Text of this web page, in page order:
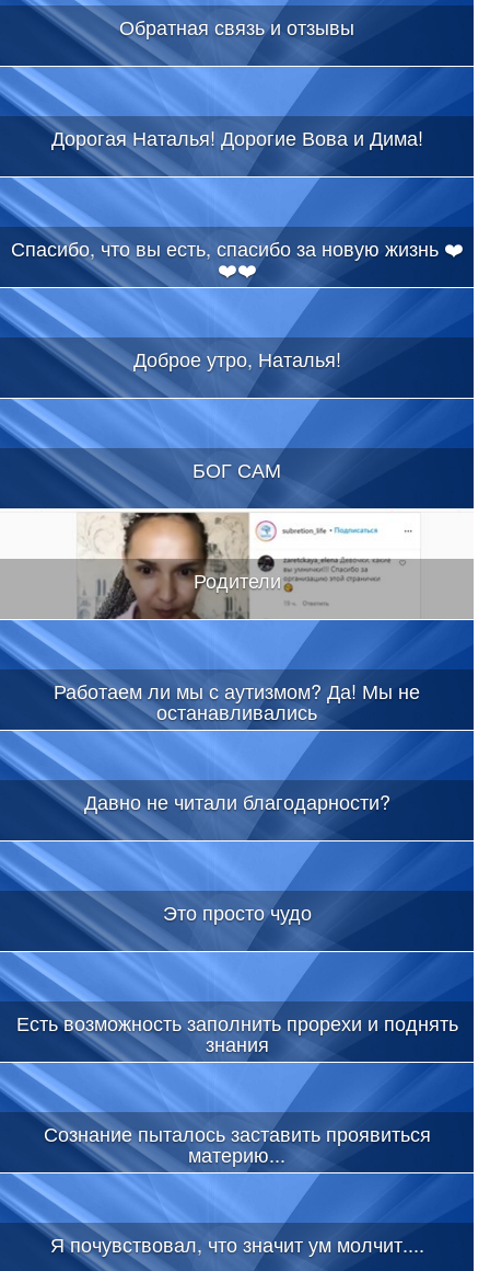
Обратная связь и отзывы
Дорогая Наталья! Дорогие Вова и Дима!
Спасибо, что вы есть, спасибо за новую жизнь ❤️
❤️❤️
Доброе утро, Наталья!
БОГ САМ
Родители
Работаем ли мы с аутизмом? Да! Мы не
останавливались
Давно не читали благодарности?
Это просто чудо
Есть возможность заполнить прорехи и поднять
знания
Сознание пыталось заставить проявиться
материю...
Я почувствовал, что значит ум молчит....